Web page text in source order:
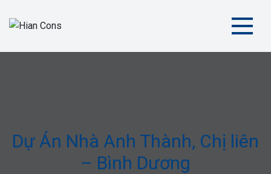
Hian Cons
Dự Án Nhà Anh Thành, Chị liên
– Bình Dương